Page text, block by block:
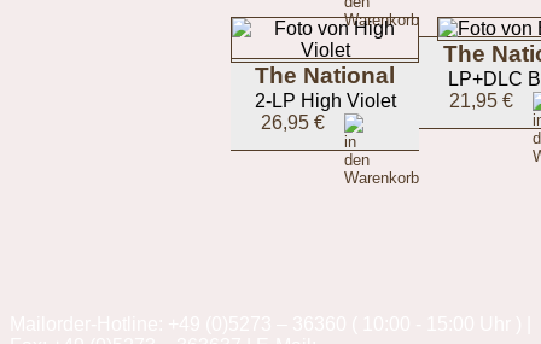
The National
2-LP High Violet
26,95 €
The
LP+DLC
21,95 €